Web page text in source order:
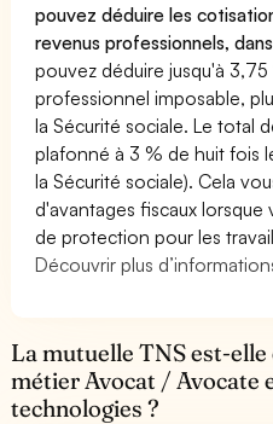
pouvez déduire les
revenus professionnels,
pouvez déduire jusqu'à
professionnel imposable,
la Sécurité sociale. Le total
plafonné à 3 % de huit fois
la Sécurité sociale). Cela
d'avantages fiscaux
de protection pour les
Découvrir plus
La mutuelle TNS est-
métier Avocat / Avocate
technologies ?